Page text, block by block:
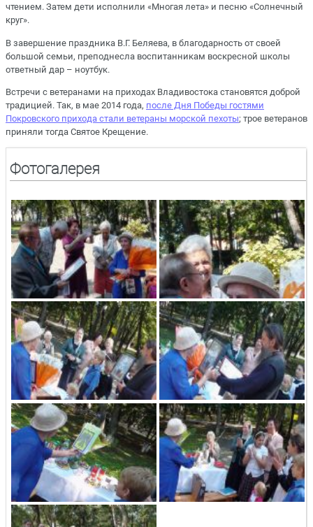
чтением. Затем дети исполнили «Многая лета» и песню «Солнечный
круг».
В завершение праздника В.Г. Беляева, в благодарность от своей
большой семьи, преподнесла воспитанникам воскресной школы
ответный дар – ноутбук.
Встречи с ветеранами на приходах Владивостока становятся доброй
традицией. Так, в мае 2014 года, после Дня Победы гостями
Покровского прихода стали ветераны морской пехоты; трое ветеранов
приняли тогда Святое Крещение.
Фотогалерея